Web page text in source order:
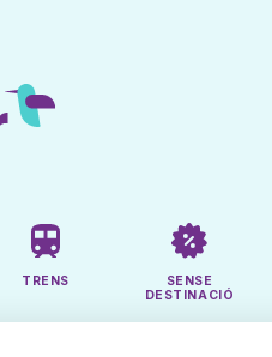
TRENS
SENSE
DESTINACIÓ